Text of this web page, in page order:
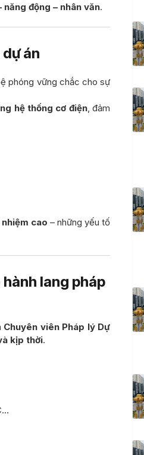
động – nhân văn.
án
phóng vững chắc cho sự
hệ thống cơ điện, đảm
cao – những yếu tố
hành lang pháp
Chuyên viên Pháp lý Dự
kịp thời.